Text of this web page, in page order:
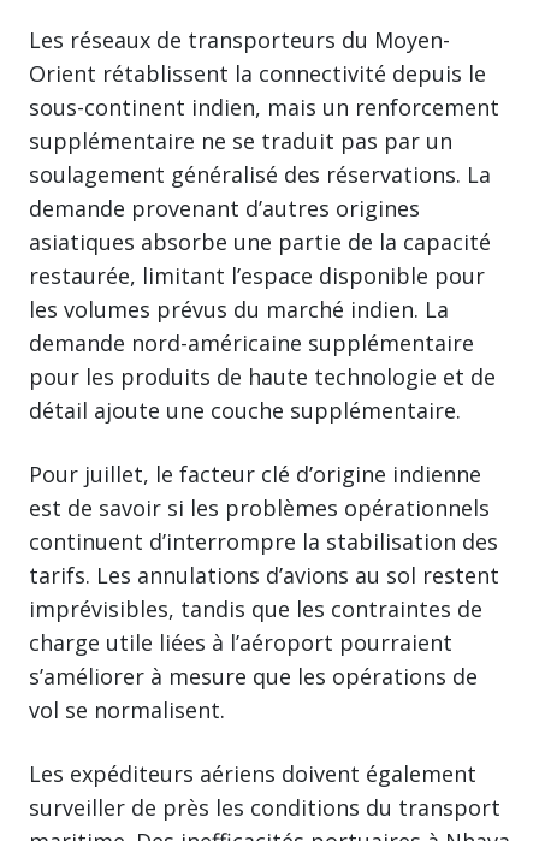
Les réseaux de transporteurs du Moyen-
Orient rétablissent la connectivité depuis le
sous-continent indien, mais un renforcement
supplémentaire ne se traduit pas par un
soulagement généralisé des réservations. La
demande provenant d’autres origines
asiatiques absorbe une partie de la capacité
restaurée, limitant l’espace disponible pour
les volumes prévus du marché indien. La
demande nord-américaine supplémentaire
pour les produits de haute technologie et de
détail ajoute une couche supplémentaire.
Pour juillet, le facteur clé d’origine indienne
est de savoir si les problèmes opérationnels
continuent d’interrompre la stabilisation des
tarifs. Les annulations d’avions au sol restent
imprévisibles, tandis que les contraintes de
charge utile liées à l’aéroport pourraient
s’améliorer à mesure que les opérations de
vol se normalisent.
Les expéditeurs aériens doivent également
surveiller de près les conditions du transport